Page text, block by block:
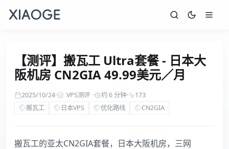
【测评】搬瓦工 Ultra套餐 - 日本大
阪机房 CN2GIA 49.99美元／月
2025/10/24· VPS测评 · 约 6 分钟·
173
搬瓦工
日本VPS 优化路线 CN2GIA
搬瓦工的亚太CN2GIA套餐，日本大阪机房，三网